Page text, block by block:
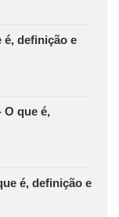
é, definição e
O que é,
é, definição e